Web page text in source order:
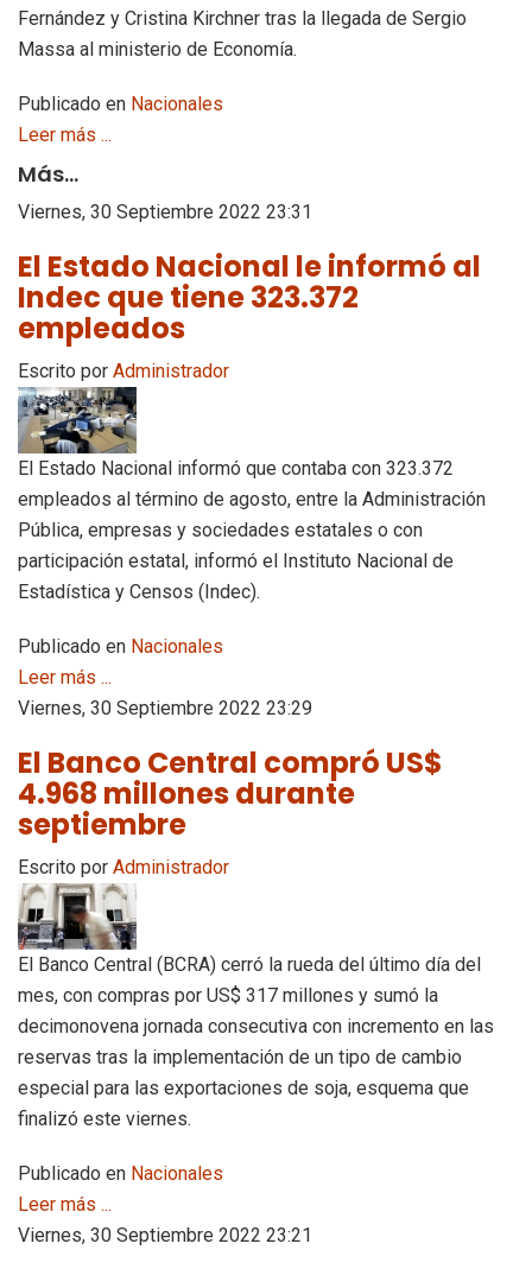
Fernández y Cristina Kirchner tras la llegada de Sergio
Massa al ministerio de Economía.
Publicado en Nacionales
Leer más ...
Más...
Viernes, 30 Septiembre 2022 23:31
El Estado Nacional le informó al
Indec que tiene 323.372
empleados
Escrito por Administrador
El Estado Nacional informó que contaba con 323.372
empleados al término de agosto, entre la Administración
Pública, empresas y sociedades estatales o con
participación estatal, informó el Instituto Nacional de
Estadística y Censos (Indec).
Publicado en Nacionales
Leer más ...
Viernes, 30 Septiembre 2022 23:29
El Banco Central compró US$
4.968 millones durante
septiembre
Escrito por Administrador
El Banco Central (BCRA) cerró la rueda del último día del
mes, con compras por US$ 317 millones y sumó la
decimonovena jornada consecutiva con incremento en las
reservas tras la implementación de un tipo de cambio
especial para las exportaciones de soja, esquema que
finalizó este viernes.
Publicado en Nacionales
Leer más ...
Viernes, 30 Septiembre 2022 23:21